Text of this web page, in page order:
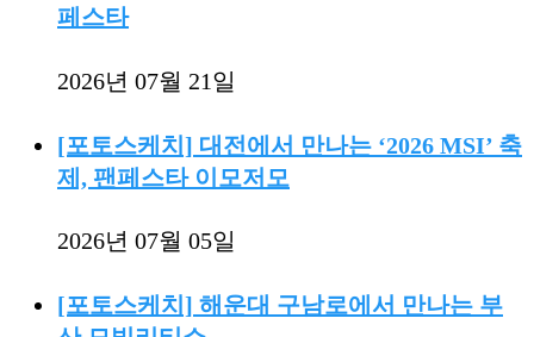
페스타
2026년 07월 21일
[포토스케치] 대전에서 만나는 ‘2026 MSI’ 축
제, 팬페스타 이모저모
2026년 07월 05일
[포토스케치] 해운대 구남로에서 만나는 부